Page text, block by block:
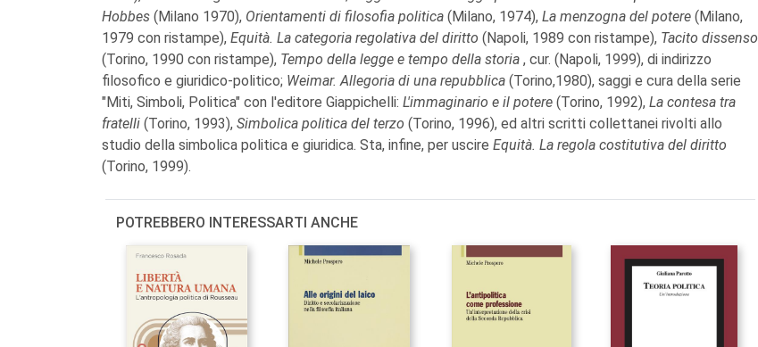
Hobbes (Milano 1970), Orientamenti di filosofia politica (Milano, 1974), La menzogna del potere (Milano,
1979 con ristampe), Equità. La categoria regolativa del diritto (Napoli, 1989 con ristampe), Tacito dissenso
(Torino, 1990 con ristampe), Tempo della legge e tempo della storia , cur. (Napoli, 1999), di indirizzo
filosofico e giuridico-politico; Weimar. Allegoria di una repubblica (Torino,1980), saggi e cura della serie
"Miti, Simboli, Politica" con l'editore Giappichelli: L'immaginario e il potere (Torino, 1992), La contesa tra
fratelli (Torino, 1993), Simbolica politica del terzo (Torino, 1996), ed altri scritti collettanei rivolti allo
studio della simbolica politica e giuridica. Sta, infine, per uscire Equità. La regola costitutiva del diritto
(Torino, 1999).
POTREBBERO INTERESSARTI ANCHE